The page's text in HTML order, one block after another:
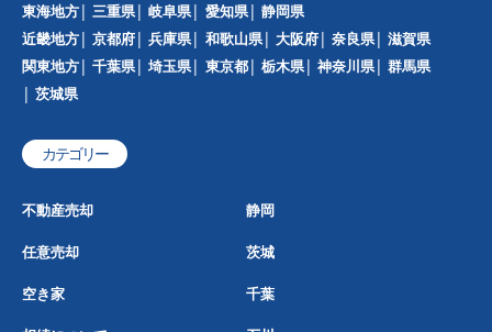
東海地方
三重県 岐阜県 愛知県
静岡県
近畿地方
京都府 兵庫県 和歌山県 大阪府 奈良県
滋賀県
関東地方
千葉県 埼玉県 東京都 栃木県 神奈川県
群馬県
茨城県
カテゴリー
不動産売却 静岡
任意売却 茨城
空き家 千葉